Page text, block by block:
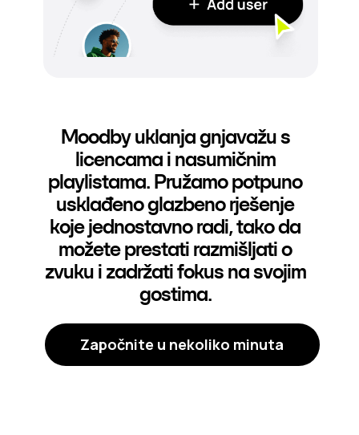
Moodby uklanja gnjavažu s
licencama i nasumičnim
playlistama. Pružamo potpuno
usklađeno glazbeno rješenje
koje jednostavno radi, tako da
možete prestati razmišljati o
zvuku i zadržati fokus na svojim
gostima.
Započnite u nekoliko minuta